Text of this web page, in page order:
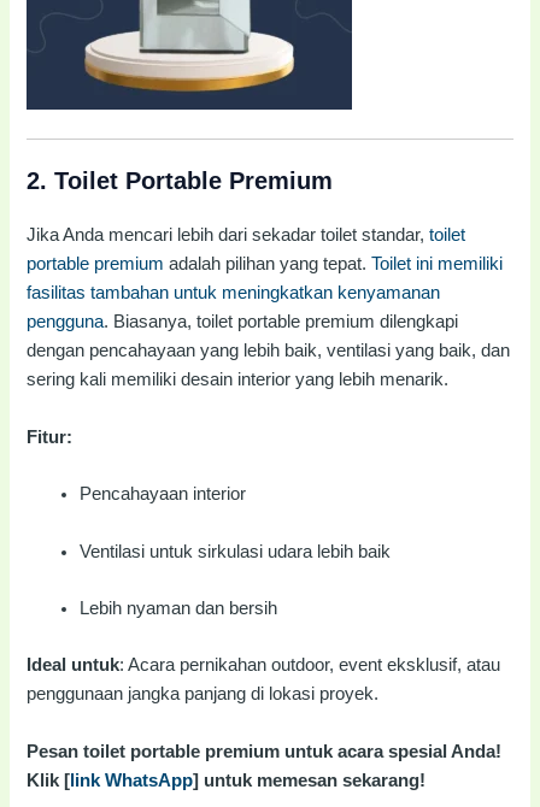
2.Toilet Portable Premium
Jika Anda mencari lebih dari sekadar toilet standar,toilet
portable premium adalah pilihan yang tepat.Toilet ini memiliki
fasilitas tambahan untuk meningkatkan kenyamanan
pengguna. Biasanya, toilet portable premium dilengkapi
dengan pencahayaan yang lebih baik, ventilasi yang baik, dan
sering kali memiliki desain interior yang lebih menarik.
Fitur:
Pencahayaan interior
Ventilasi untuk sirkulasi udara lebih baik
Lebih nyaman dan bersih
Ideal untuk: Acara pernikahan outdoor, event eksklusif, atau
penggunaan jangka panjang di lokasi proyek.
Pesan toilet portable premium untuk acara spesial Anda!
Klik [link WhatsApp] untuk memesan sekarang!